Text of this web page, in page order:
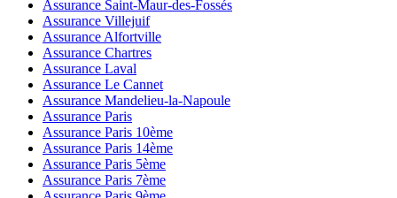
Assurance Saint-Maur-des-Fossés
Assurance Villejuif
Assurance Alfortville
Assurance Chartres
Assurance Laval
Assurance Le Cannet
Assurance Mandelieu-la-Napoule
Assurance Paris
Assurance Paris 10ème
Assurance Paris 14ème
Assurance Paris 5ème
Assurance Paris 7ème